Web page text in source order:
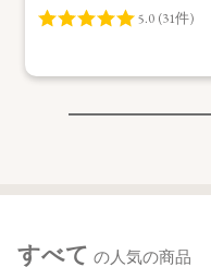
すべて の人気の商品